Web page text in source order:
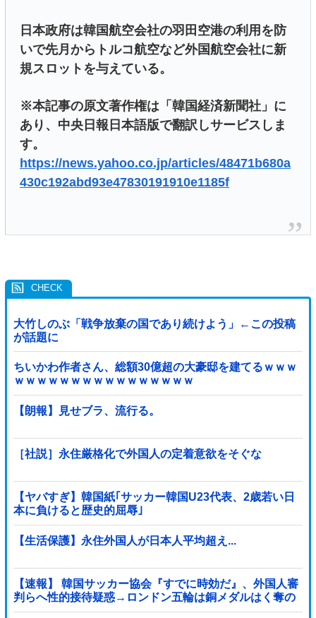
日本政府は韓国航空会社の羽田空港の利用を防
いで先月からトルコ航空など外国航空会社に新
規スロットを与えている。
※本記事の原文著作権は「韓国経済新聞社」に
あり、中央日報日本語版で翻訳しサービスしま
す。
https://news.yahoo.co.jp/articles/48471b680a
430c192abd93e47830191910e1185f
大竹しのぶ「戦争放棄の国であり続けよう」←この投稿
が話題に
ちいかわ作者さん、総額30億超の大豪邸を建てるｗｗｗ
ｗｗｗｗｗｗｗｗｗｗｗｗｗｗｗｗ
【朗報】見せブラ、流行る。
［社説］永住厳格化で外国人の定着意欲をそぐな
【ヤバすぎ】韓国紙｢サッカー韓国U23代表、2歳若い日
本に負けると歴史的屈辱｣
【生活保護】永住外国人が日本人平均超え...
【速報】 韓国サッカー協会『すでに時効だ』、外国人審
判らへ性的接待疑惑→ロンドン五輪は銅メダルはく奪の
可能性「審判の国籍は日本、UAE、イラン」